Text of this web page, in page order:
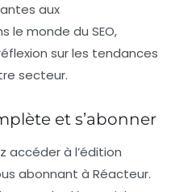
aux
le monde du SEO,
sur les tendances
secteur.
et s’abonner
accéder à l’édition
abonnant à Réacteur.